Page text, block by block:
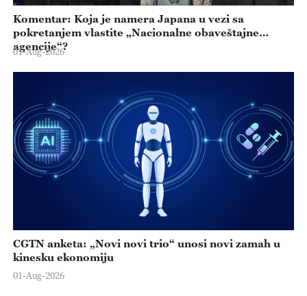
Komentar: Koja je namera Japana u vezi sa
pokretanjem vlastite „Nacionalne obaveštajne
agencije“?
01-Aug-2026
CGTN anketa: „Novi novi trio“ unosi novi zamah u
kinesku ekonomiju
01-Aug-2026